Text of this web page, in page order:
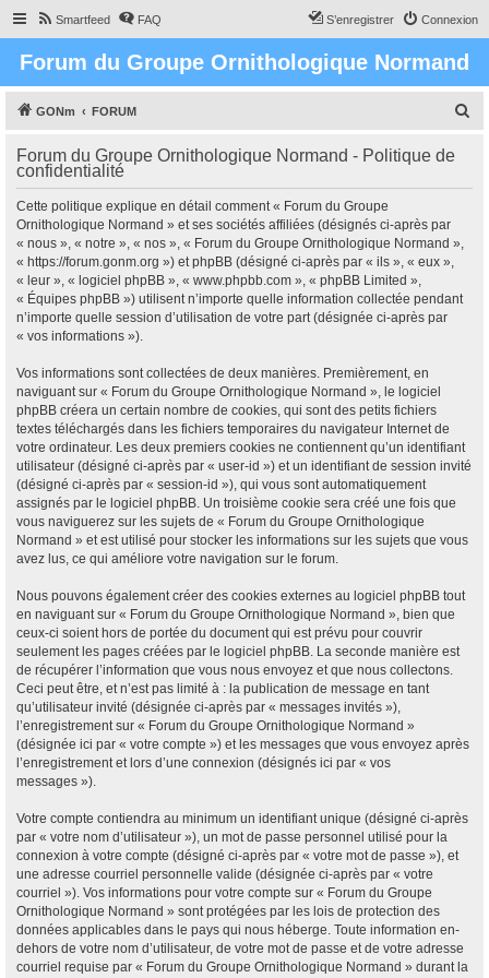
Smartfeed FAQ Connexion
S’enregistrer
Forum du Groupe Ornithologique Normand
GONm FORUM
h
Forum du Groupe Ornithologique Normand - Politique de
confidentialité
Cette politique explique en détail comment « Forum du Groupe
Ornithologique Normand » et ses sociétés affiliées (désignés ci-après par
« nous », « notre », « nos », « Forum du Groupe Ornithologique Normand »,
« https://forum.gonm.org ») et phpBB (désigné ci-après par « ils », « eux »,
« leur », « logiciel phpBB », « www.phpbb.com », « phpBB Limited »,
« Équipes phpBB ») utilisent n’importe quelle information collectée pendant
n’importe quelle session d’utilisation de votre part (désignée ci-après par
« vos informations »).
Vos informations sont collectées de deux manières. Premièrement, en
naviguant sur « Forum du Groupe Ornithologique Normand », le logiciel
phpBB créera un certain nombre de cookies, qui sont des petits fichiers
textes téléchargés dans les fichiers temporaires du navigateur Internet de
votre ordinateur. Les deux premiers cookies ne contiennent qu’un identifiant
utilisateur (désigné ci-après par « user-id ») et un identifiant de session invité
(désigné ci-après par « session-id »), qui vous sont automatiquement
assignés par le logiciel phpBB. Un troisième cookie sera créé une fois que
vous naviguerez sur les sujets de « Forum du Groupe Ornithologique
Normand » et est utilisé pour stocker les informations sur les sujets que vous
avez lus, ce qui améliore votre navigation sur le forum.
Nous pouvons également créer des cookies externes au logiciel phpBB tout
en naviguant sur « Forum du Groupe Ornithologique Normand », bien que
ceux-ci soient hors de portée du document qui est prévu pour couvrir
seulement les pages créées par le logiciel phpBB. La seconde manière est
de récupérer l’information que vous nous envoyez et que nous collectons.
Ceci peut être, et n’est pas limité à : la publication de message en tant
qu’utilisateur invité (désignée ci-après par « messages invités »),
l’enregistrement sur « Forum du Groupe Ornithologique Normand »
(désignée ici par « votre compte ») et les messages que vous envoyez après
l’enregistrement et lors d’une connexion (désignés ici par « vos
messages »).
Votre compte contiendra au minimum un identifiant unique (désigné ci-après
par « votre nom d’utilisateur »), un mot de passe personnel utilisé pour la
connexion à votre compte (désigné ci-après par « votre mot de passe »), et
une adresse courriel personnelle valide (désignée ci-après par « votre
courriel »). Vos informations pour votre compte sur « Forum du Groupe
Ornithologique Normand » sont protégées par les lois de protection des
données applicables dans le pays qui nous héberge. Toute information en-
dehors de votre nom d’utilisateur, de votre mot de passe et de votre adresse
courriel requise par « Forum du Groupe Ornithologique Normand » durant la